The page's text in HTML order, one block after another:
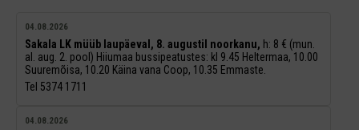
04.08.2026
Sakala LK müüb laupäeval, 8. augustil noorkanu, h: 8 € (mun.
al. aug. 2. pool) Hiiumaa bussipeatustes: kl 9.45 Heltermaa, 10.00
Suuremõisa, 10.20 Käina vana Coop, 10.35 Emmaste.
Tel 5374 1711
04.08.2026